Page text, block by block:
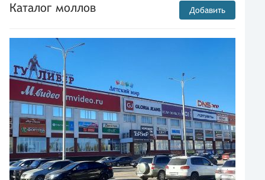
Каталог моллов Добавить